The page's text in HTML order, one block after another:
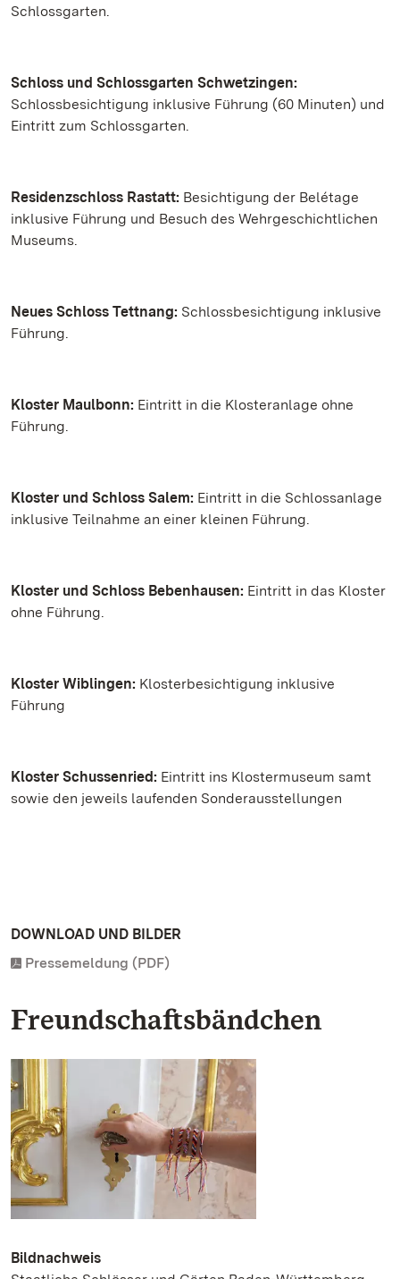
Schlossgarten.
Schloss und Schlossgarten Schwetzingen:
Schlossbesichtigung inklusive Führung (60 Minuten) und
Eintritt zum Schlossgarten.
Residenzschloss Rastatt: Besichtigung der Belétage
inklusive Führung und Besuch des Wehrgeschichtlichen
Museums.
Neues Schloss Tettnang: Schlossbesichtigung inklusive
Führung.
Kloster Maulbonn: Eintritt in die Klosteranlage ohne
Führung.
Kloster und Schloss Salem: Eintritt in die Schlossanlage
inklusive Teilnahme an einer kleinen Führung.
Kloster und Schloss Bebenhausen: Eintritt in das Kloster
ohne Führung.
Kloster Wiblingen: Klosterbesichtigung inklusive
Führung
Kloster Schussenried: Eintritt ins Klostermuseum samt
sowie den jeweils laufenden Sonderausstellungen
DOWNLOAD UND BILDER
Pressemeldung (PDF)
Freundschaftsbändchen
Bildnachweis